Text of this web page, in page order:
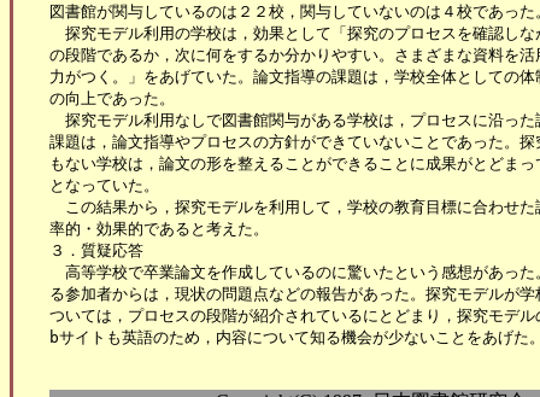
図書館が関与しているのは２２校，関与していないのは４校であった
探究モデル利用の学校は，効果として「探究のプロセスを確認し
の段階であるか，次に何をするか分かりやすい。さまざまな資料を
力がつく。」をあげていた。論文指導の課題は，学校全体としての
の向上であった。
探究モデル利用なしで図書館関与がある学校は，プロセスに沿っ
課題は，論文指導やプロセスの方針ができていないことであった。
もない学校は，論文の形を整えることができることに成果がとどま
となっていた。
この結果から，探究モデルを利用して，学校の教育目標に合わせ
率的・効果的であると考えた。
３．質疑応答
高等学校で卒業論文を作成しているのに驚いたという感想があっ
る参加者からは，現状の問題点などの報告があった。探究モデルが
ついては，プロセスの段階が紹介されているにとどまり，探究モデ
bサイトも英語のため，内容について知る機会が少ないことをあげた